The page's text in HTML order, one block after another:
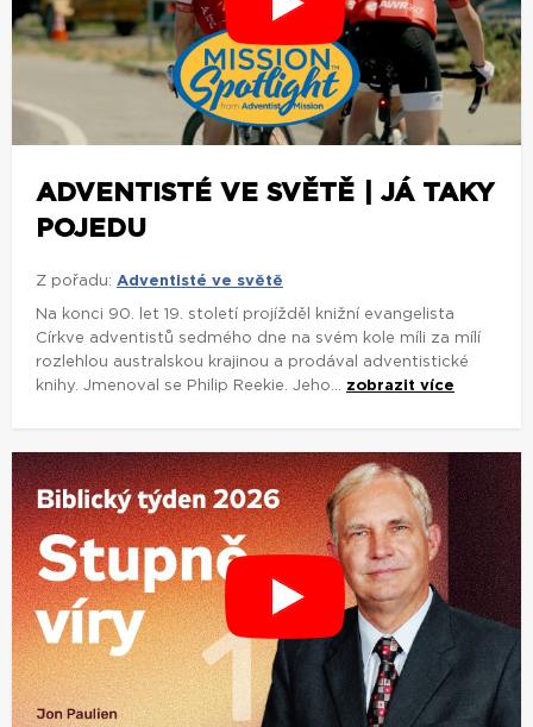
ADVENTISTÉ VE SVĚTĚ | JÁ TAKY
POJEDU
Z pořadu: Adventisté ve světě
Na konci 90. let 19. století projížděl knižní evangelista
Církve adventistů sedmého dne na svém kole míli za mílí
rozlehlou australskou krajinou a prodával adventistické
knihy. Jmenoval se Philip Reekie. Jeho... zobrazit více